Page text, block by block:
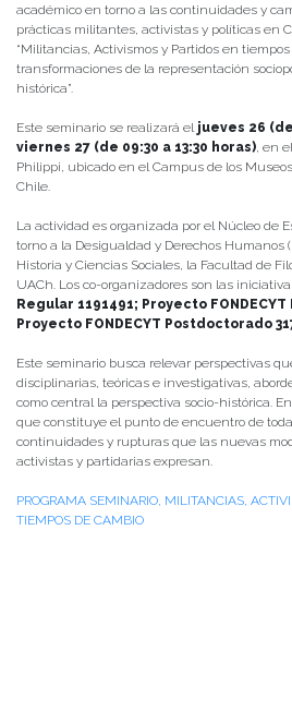
académico en torno a las continuidades y
prácticas militantes, activistas y políticas en
“Militancias, Activismos y Partidos en
transformaciones de la representación
histórica”.
Este seminario se realizará el jueves 26
viernes 27 (de 09:30 a 13:30 horas) , en
Philippi, ubicado en el Campus de los
Chile.
La actividad es organizada por el Núcleo de
torno a la Desigualdad y Derechos Humanos
Historia y Ciencias Sociales, la Facultad de
UACh. Los co-organizadores son las
Regular 1191491; Proyecto FONDECYT
Proyecto FONDECYT Postdoctorado
Este seminario busca relevar perspectivas
disciplinarias, teóricas e investigativas,
como central la perspectiva socio-histórica.
que constituye el punto de encuentro de
continuidades y rupturas que las nuevas
activistas y partidarias expresan.
PROGRAMA SEMINARIO, MILITANCIAS,
TIEMPOS DE CAMBIO